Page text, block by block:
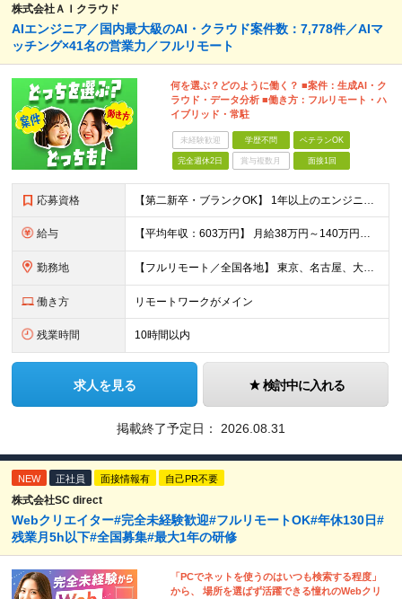
株式会社ＡＩクラウド
AIエンジニア／国内最大級のAI・クラウド案件数：7,778件／AIマ
ッチング×41名の営業力／フルリモート
何を選ぶ？どのように働く？ ■案件：生成AI・ク
ラウド・データ分析 ■働き方：フルリモート・ハ
イブリッド・常駐
未経験歓迎 学歴不問 ベテランOK
完全週休2日 賞与複数月 面接1回
応募資格 【第二新卒・ブランクOK】 1年以上のエンジニア経験がある方(開発・インフラ・工程・言語一切不問） 文理・学歴不問 【三上さんの事例】 転職前 AWS案件を希望していましたが、資格や評価軸が不明確で
給与 【平均年収：603万円】 月給38万円～140万円＋諸手当（経験者） 【平均年収603万円】 ※案件の契約内容や昇給額などはすべて開示します。 ※経験や能力を考慮し決定します。 ※月給には固定残業
勤務地 【フルリモート／全国各地】 東京、名古屋、大阪、福岡を中心とした全国のプロジェクトにアサイン。 ※プロジェクトは完全選択制です。 ※フルリモート、ハイブリッド型、常駐案件から自由に選択可能です。 ※転
働き方 リモートワークがメイン
残業時間 10時間以内
求人を見る 検討中に入れる
掲載終了予定日： 2026.08.31
NEW 正社員 面接情報有 自己PR不要
株式会社SC direct
Webクリエイター#完全未経験歓迎#フルリモートOK#年休130日#
残業月5h以下#全国募集#最大1年の研修
「PCでネットを使うのはいつも検索する程度」
から、 場所を選ばず活躍できる憧れのWebクリ